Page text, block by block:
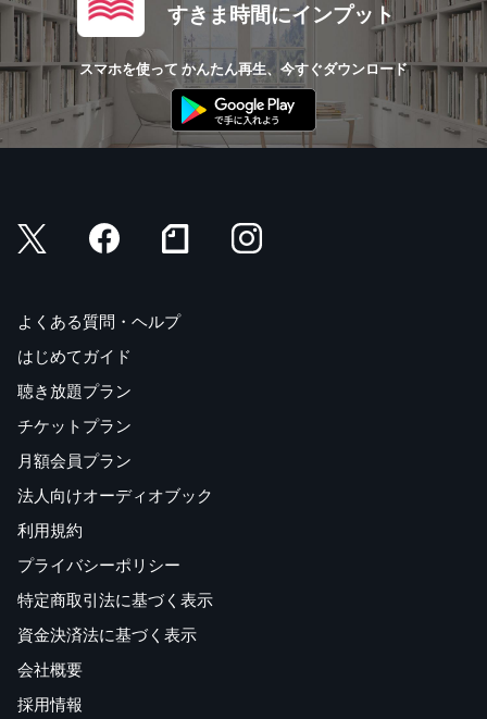
すきま時間にインプット
スマホを使って かんたん再生、今すぐダウンロード
よくある質問・ヘルプ
はじめてガイド
聴き放題プラン
チケットプラン
月額会員プラン
法人向けオーディオブック
利用規約
プライバシーポリシー
特定商取引法に基づく表示
資金決済法に基づく表示
会社概要
採用情報